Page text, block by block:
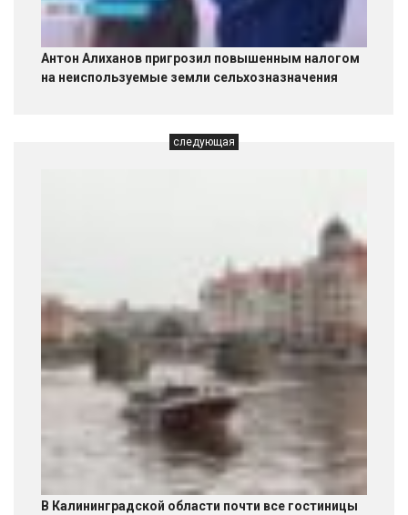
Антон Алиханов пригрозил повышенным налогом
на неиспользуемые земли сельхозназначения
следующая
В Калининградской области почти все гостиницы